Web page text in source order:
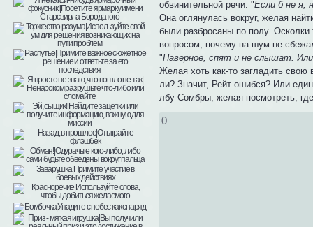
обвинительной речи. "Если б не я,
Она оглянулась вокруг, желая
были разбросаны по полу. Осколки
вопросом, почему на шум не
"Наверное, спят и не слышат.
Желая хоть как-то загладить
ли? Значит, Рейт ошибся? Или
лбу Сомбры, желая посмотреть,
0